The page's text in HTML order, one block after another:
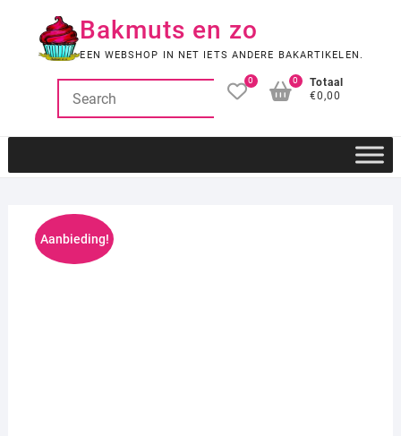
Bakmuts en zo
EEN WEBSHOP IN NET IETS ANDERE BAKARTIKELEN.
0
Totaal
€0,00
0
Aanbieding!